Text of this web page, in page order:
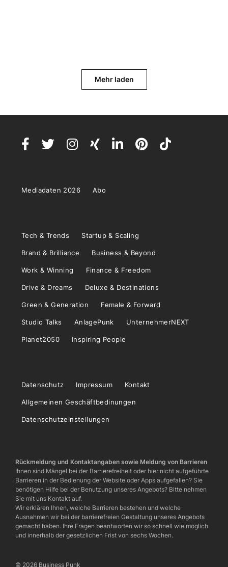
Mehr laden
Mediadaten 2026 Abo
Tech & Trends Startup & Scaling
Brand & Brilliance Business & Beyond
Work & Winning Finance & Freedom
Drive & Dreams Deluxe & Destinations
Green & Generation Female & Forward
Studio Talks AnlagePunk UnternehmerNEXT
Planet2050 Inspiring People
Datenschutz Impressum Kontakt
Allgemeinen Geschäftbedinungen
Datenschutzeinstellungen
Rückmeldung und Kontaktangaben sowie Meldung von Barrieren
Ihnen sind Mängel bei der Barrierefreiheit oder hier nicht aufgeführte
Barrieren in der Bedienung der Website oder Apps aufgefallen? Sie
benötigen Hilfe bei der Benutzung unseres Angebots? Bitte nehmen
Sie mit uns Kontakt auf.
Wir erklären Ihnen, welche Barrieren bestehen und welche
Ausnahmen wir bei der barrierefreien Gestaltung unseres Angebots
gemacht haben. Ihre Fragen beantworten wir so schnell wie möglich
und innerhalb der gesetzlichen Frist von sechs Wochen.
© 2026 Business Punk